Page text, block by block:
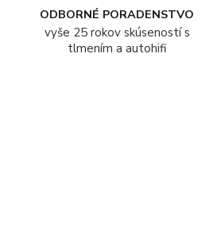
ODBORNÉ PORADENSTVO
vyše 25 rokov skúseností s
tlmením a autohifi